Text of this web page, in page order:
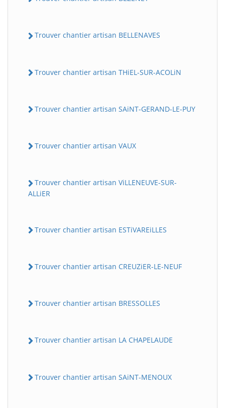
Trouver chantier artisan BELLENAVES
Trouver chantier artisan THiEL-SUR-ACOLiN
Trouver chantier artisan SAiNT-GERAND-LE-PUY
Trouver chantier artisan VAUX
Trouver chantier artisan ViLLENEUVE-SUR-
ALLiER
Trouver chantier artisan ESTiVAREiLLES
Trouver chantier artisan CREUZiER-LE-NEUF
Trouver chantier artisan BRESSOLLES
Trouver chantier artisan LA CHAPELAUDE
Trouver chantier artisan SAiNT-MENOUX